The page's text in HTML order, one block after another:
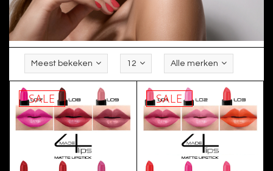
Meest bekeken 12 Alle merken
SALE SALE